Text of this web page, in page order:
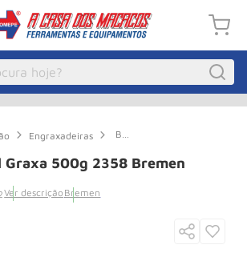
hoje?
Engraxadeiras
Bomba
Graxa
500g
Graxa 500g 2358 Bremen
Ver descrição Bremen